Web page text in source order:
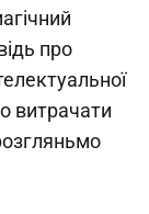
про
витрачати